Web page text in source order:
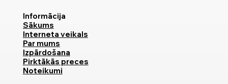
Informācija
Sākums
Interneta veikals
Par mums
Izpārdošana
Pirktākās preces
Noteikumi